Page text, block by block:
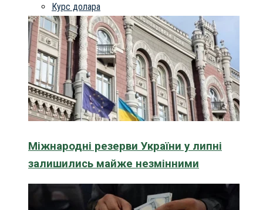
Курс долара
Міжнародні резерви України у липні
залишились майже незмінними